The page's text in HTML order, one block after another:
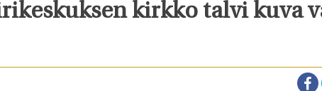
kirkko talvi kuva